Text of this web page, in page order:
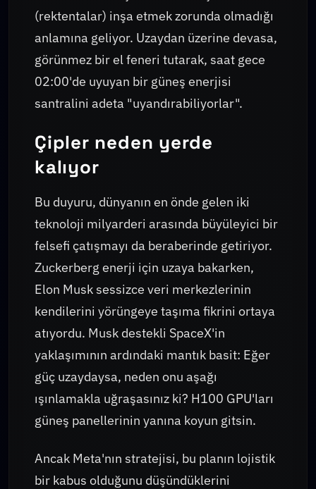
(rektentalar) inşa etmek zorunda olmadığı
anlamına geliyor. Uzaydan üzerine devasa,
görünmez bir el feneri tutarak, saat gece
02:00'de uyuyan bir güneş enerjisi
santralini adeta "uyandırabiliyorlar".
Çipler neden yerde
kalıyor
Bu duyuru, dünyanın en önde gelen iki
teknoloji milyarderi arasında büyüleyici bir
felsefi çatışmayı da beraberinde getiriyor.
Zuckerberg enerji için uzaya bakarken,
Elon Musk sessizce veri merkezlerinin
kendilerini yörüngeye taşıma fikrini ortaya
atıyordu. Musk destekli SpaceX'in
yaklaşımının ardındaki mantık basit: Eğer
güç uzaydaysa, neden onu aşağı
ışınlamakla uğraşasınız ki? H100 GPU'ları
güneş panellerinin yanına koyun gitsin.
Ancak Meta'nın stratejisi, bu planın lojistik
bir kabus olduğunu düşündüklerini